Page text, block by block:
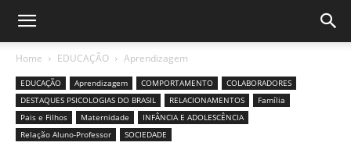
Home EDUCAÇÃO Aprendizagem
EDUCAÇÃO Aprendizagem COMPORTAMENTO
COLABORADORES
DESTAQUES PSICOLOGIAS DO BRASIL
RELACIONAMENTOS
Família
Pais e Filhos
Maternidade
INFÂNCIA E ADOLESCÊNCIA
Relação Aluno-Professor
SOCIEDADE